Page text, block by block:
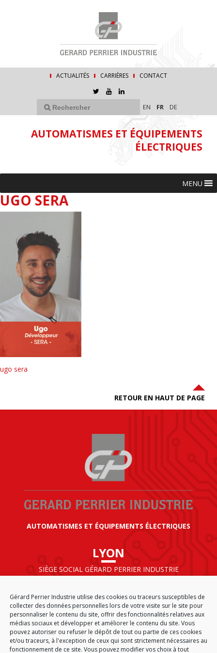
Gérard Perrier Industrie utilise des cookies ou traceurs susceptibles de
collecter des données personnelles lors de votre visite sur le site pour
personnaliser le contenu du site, offrir des fonctionnalités relatives aux
médias sociaux et développer et améliorer le contenu du site. Vous
pouvez autoriser ou refuser le dépôt de tout ou partie de ces cookies
et/ou traceurs, à l'exception de ceux qui sont strictement nécessaires au
fonctionnement de ce site. Vous pouvez modifier vos choix à tout
ACTUALITÉS CARRIÈRES CONTACT
EN FR DE
AUTOMATISMES ET ÉQUIPEMENTS
ÉLECTRIQUES
MENU
UGO SERA
ugo sera
RETOUR EN HAUT DE PAGE
AUTOMATISMES ET ÉQUIPEMENTS ÉLECTRIQUES
LYON
SIÈGE SOCIAL GÉRARD PERRIER INDUSTRIE
69125 LYON AÉROPORT SAINT EXUPÉRY
FRANCE